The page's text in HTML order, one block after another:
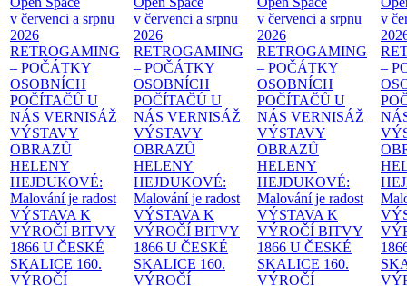
v červenci a srpnu
2026
RETROGAMING
– POČÁTKY
OSOBNÍCH
POČÍTAČŮ U
NÁS VERNISÁŽ
VÝSTAVY
OBRAZŮ
HELENY
HEJDUKOVÉ:
Malování je radost
VÝSTAVA K
VÝROČÍ BITVY
1866 U ČESKÉ
SKALICE 160.
VÝROČÍ
v červenci a srpnu
2026
RETROGAMING
– POČÁTKY
OSOBNÍCH
POČÍTAČŮ U
NÁS VERNISÁŽ
VÝSTAVY
OBRAZŮ
HELENY
HEJDUKOVÉ:
Malování je radost
VÝSTAVA K
VÝROČÍ BITVY
1866 U ČESKÉ
SKALICE 160.
VÝROČÍ
v červenci a srpnu
2026
RETROGAMING
– POČÁTKY
OSOBNÍCH
POČÍTAČŮ U
NÁS VERNISÁŽ
VÝSTAVY
OBRAZŮ
HELENY
HEJDUKOVÉ:
Malování je radost
VÝSTAVA K
VÝROČÍ BITVY
1866 U ČESKÉ
SKALICE 160.
VÝROČÍ
v
–